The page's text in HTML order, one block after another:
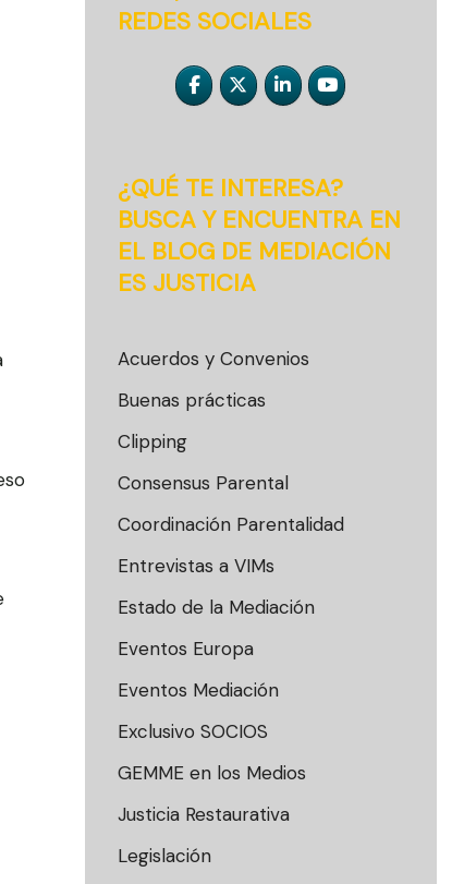
REDES SOCIALES
¿QUÉ TE INTERESA?
BUSCA Y ENCUENTRA EN
EL BLOG DE MEDIACIÓN
ES JUSTICIA
Acuerdos y Convenios
Buenas prácticas
Clipping
Consensus Parental
Coordinación Parentalidad
Entrevistas a VIMs
Estado de la Mediación
Eventos Europa
Eventos Mediación
Exclusivo SOCIOS
GEMME en los Medios
Justicia Restaurativa
Legislación